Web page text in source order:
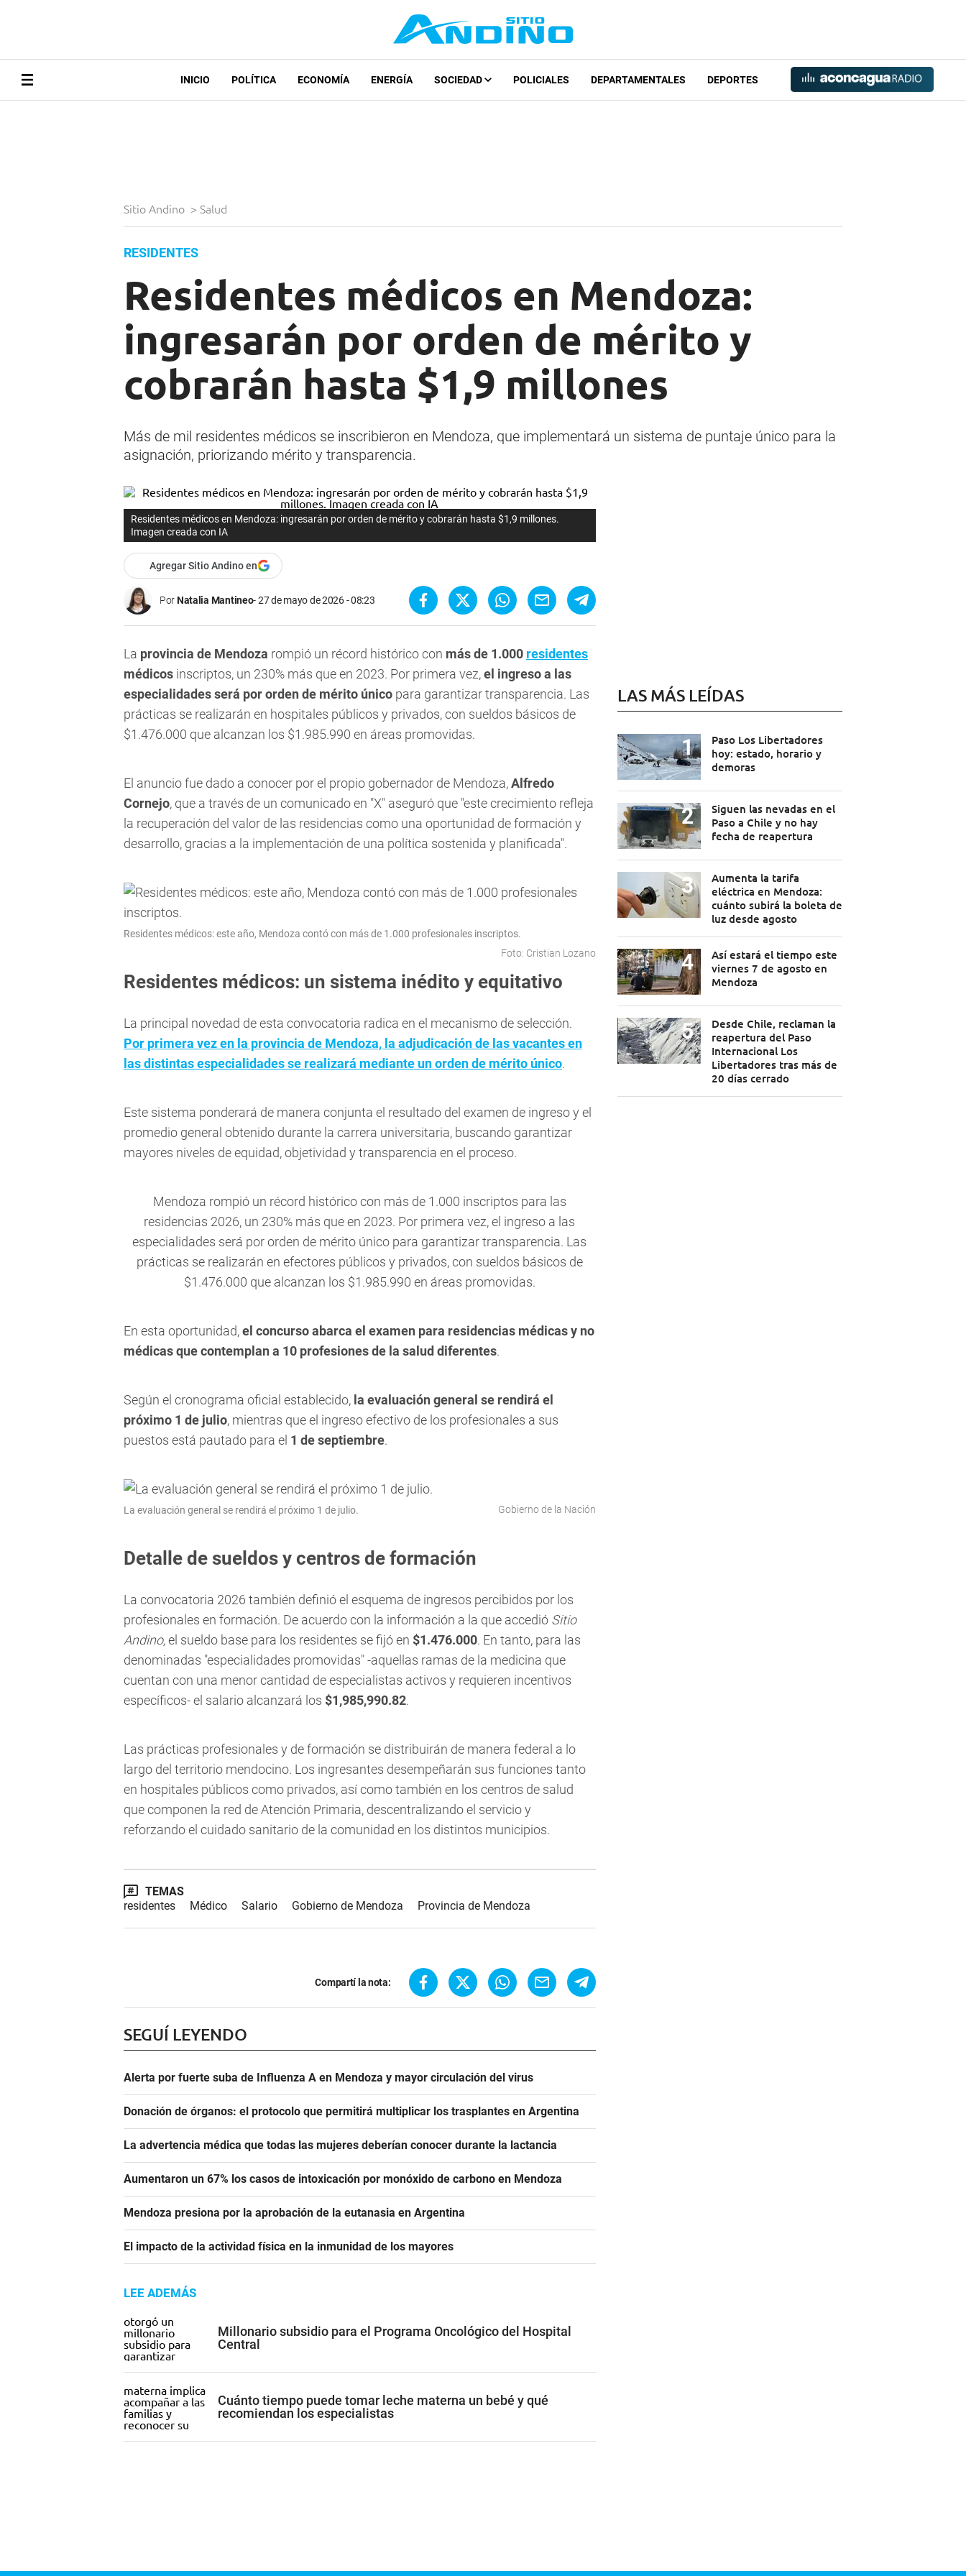
INICIO POLÍTICA ECONOMÍA ENERGÍA SOCIEDAD POLICIALES DEPARTAMENTALES DEPORTES
Sitio Andino > Salud
RESIDENTES
Residentes médicos en Mendoza:
ingresarán por orden de mérito y
cobrarán hasta $1,9 millones
Más de mil residentes médicos se inscribieron en Mendoza, que implementará un sistema de puntaje único para la
asignación, priorizando mérito y transparencia.
Residentes médicos en Mendoza: ingresarán por orden de mérito y cobrarán hasta $1,9 millones.
Imagen creada con IA
Agregar Sitio Andino en
PorNatalia Mantineo 27 de mayo de 2026 - 08:23
La provincia de Mendoza rompió un récord histórico con más de 1.000 residentes
médicos inscriptos, un 230% más que en 2023. Por primera vez,el ingreso a las
especialidades será por orden de mérito único para garantizar transparencia. Las
prácticas se realizarán en hospitales públicos y privados, con sueldos básicos de
$1.476.000 que alcanzan los $1.985.990 en áreas promovidas.
El anuncio fue dado a conocer por el propio gobernador de Mendoza,Alfredo
Cornejo, que a través de un comunicado en "X" aseguró que "este crecimiento refleja
la recuperación del valor de las residencias como una oportunidad de formación y
desarrollo, gracias a la implementación de una política sostenida y planificada".
Residentes médicos: este año, Mendoza contó con más de 1.000 profesionales inscriptos.
Foto: Cristian Lozano
Residentes médicos: un sistema inédito y equitativo
La principal novedad de esta convocatoria radica en el mecanismo de selección.
Por primera vez en la provincia de Mendoza, la adjudicación de las vacantes en
las distintas especialidades se realizará mediante un orden de mérito único.
Este sistema ponderará de manera conjunta el resultado del examen de ingreso y el
promedio general obtenido durante la carrera universitaria, buscando garantizar
mayores niveles de equidad, objetividad y transparencia en el proceso.
Mendoza rompió un récord histórico con más de 1.000 inscriptos para las
residencias 2026, un 230% más que en 2023. Por primera vez, el ingreso a las
especialidades será por orden de mérito único para garantizar transparencia. Las
prácticas se realizarán en efectores públicos y privados, con sueldos básicos de
$1.476.000 que alcanzan los $1.985.990 en áreas promovidas.
En esta oportunidad,el concurso abarca el examen para residencias médicas y no
médicas que contemplan a 10 profesiones de la salud diferentes.
Según el cronograma oficial establecido, la evaluación general se rendirá el
próximo 1 de julio, mientras que el ingreso efectivo de los profesionales a sus
puestos está pautado para el 1 de septiembre.
La evaluación general se rendirá el próximo 1 de julio. Gobierno de la Nación
Detalle de sueldos y centros de formación
La convocatoria 2026 también definió el esquema de ingresos percibidos por los
profesionales en formación. De acuerdo con la información a la que accedió Sitio
Andino,el sueldo base para los residentes se fijó en $1.476.000. En tanto, para las
denominadas "especialidades promovidas" -aquellas ramas de la medicina que
cuentan con una menor cantidad de especialistas activos y requieren incentivos
específicos- el salario alcanzará los $1,985,990.82.
Las prácticas profesionales y de formación se distribuirán de manera federal a lo
largo del territorio mendocino. Los ingresantes desempeñarán sus funciones tanto
en hospitales públicos como privados, así como también en los centros de salud
que componen la red de Atención Primaria, descentralizando el servicio y
reforzando el cuidado sanitario de la comunidad en los distintos municipios.
TEMAS
residentes
Médico Salario Gobierno de Mendoza Provincia de Mendoza
Compartí la nota:
SEGUÍ LEYENDO
Alerta por fuerte suba de Influenza A en Mendoza y mayor circulación del virus
Donación de órganos: el protocolo que permitirá multiplicar los trasplantes en Argentina
La advertencia médica que todas las mujeres deberían conocer durante la lactancia
Aumentaron un 67% los casos de intoxicación por monóxido de carbono en Mendoza
Mendoza presiona por la aprobación de la eutanasia en Argentina
El impacto de la actividad física en la inmunidad de los mayores
LEE ADEMÁS
Millonario subsidio para el Programa Oncológico del Hospital
Central
Cuánto tiempo puede tomar leche materna un bebé y qué
recomiendan los especialistas
LAS MÁS LEÍDAS
Paso Los Libertadores
hoy: estado, horario y
demoras
Siguen las nevadas en el
Paso a Chile y no hay
fecha de reapertura
Aumenta la tarifa
eléctrica en Mendoza:
cuánto subirá la boleta de
luz desde agosto
Así estará el tiempo este
viernes 7 de agosto en
Mendoza
Desde Chile, reclaman la
reapertura del Paso
Internacional Los
Libertadores tras más de
20 días cerrado